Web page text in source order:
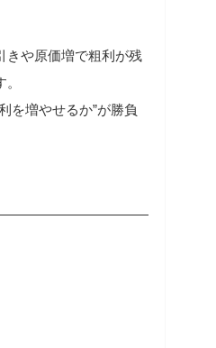
きや原価増で粗利が残
を増やせるか”が勝負